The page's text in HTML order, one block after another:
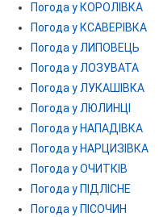
Погода у КОРОЛІВКА
Погода у КСАВЕРІВКА
Погода у ЛИПОВЕЦЬ
Погода у ЛОЗУВАТА
Погода у ЛУКАШІВКА
Погода у ЛЮЛИНЦІ
Погода у НАПАДІВКА
Погода у НАРЦИЗІВКА
Погода у ОЧИТКІВ
Погода у ПІДЛІСНЕ
Погода у ПІСОЧИН